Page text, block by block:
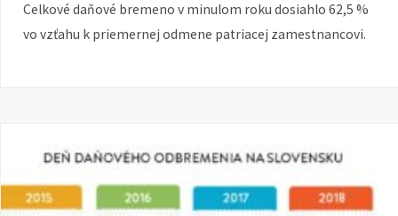
Celkové daňové bremeno v minulom roku dosiahlo 62,5 %
vo vzťahu k priemernej odmene patriacej zamestnancovi.